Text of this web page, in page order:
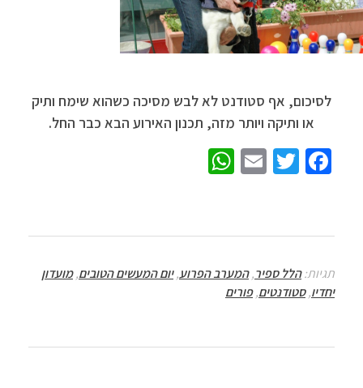
לסיכום, אף סטודנט לא לבש מסיכה כשהוא שימח ותיק
או ותיקה ויותר מזה, תכנון האירוע הבא כבר החל.
Fa
o
o
k
T
er
E
sA
p
p
תגיות:הלל ספיר,המערב הפרוע,יום המעשים הטובים,מועדון
יחדיו,סטודנטים,פורים